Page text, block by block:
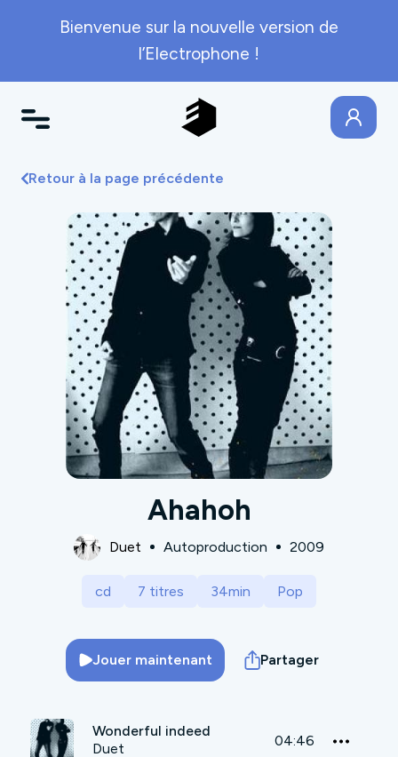
Bienvenue sur la nouvelle version de
l’Electrophone !
Retour à la page précédente
Ahahoh
Duet Autoproduction 2009
cd 7 titres 34min Pop
Jouer maintenant Partager
Wonderful indeed
Duet
04:46